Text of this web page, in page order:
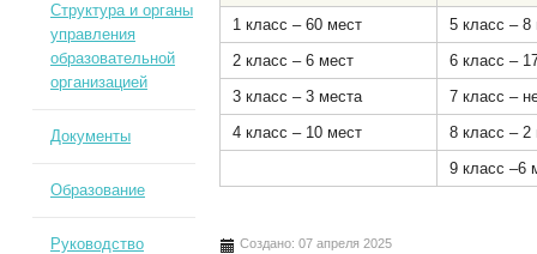
1 класс – 60 мест
5 класс – 8
2 класс – 6 мест
6 класс –
3 класс – 3 места
7 класс –
4 класс – 10 мест
8 класс – 2
9 класс –6
Создано: 07 апреля 2025
Структура и органы
управления
образовательной
организацией
Документы
Образование
Руководство